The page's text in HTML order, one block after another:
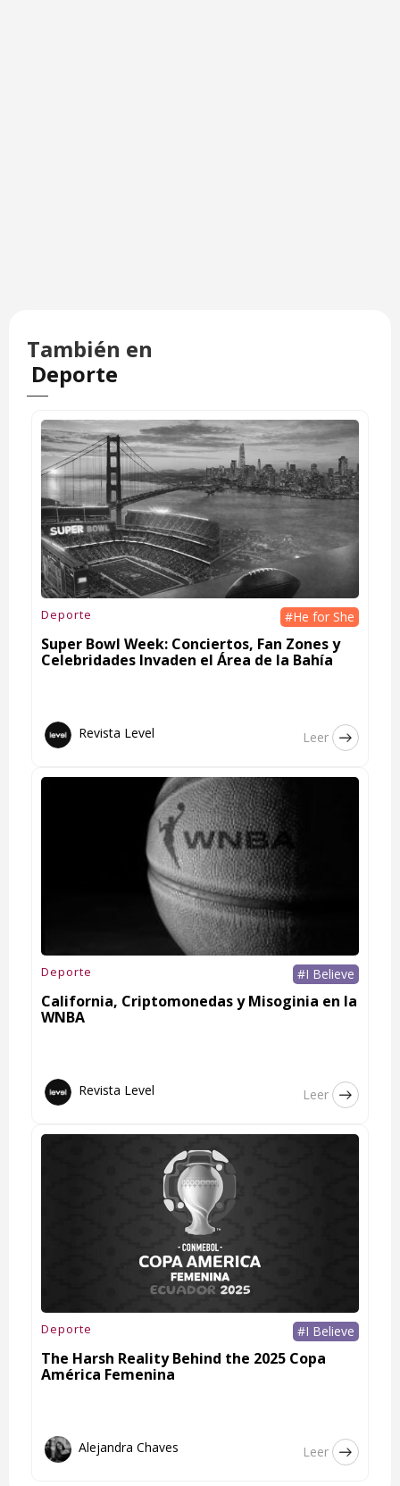
También en
Deporte
Deporte #He for She
Super Bowl Week: Conciertos, Fan Zones y
Celebridades Invaden el Área de la Bahía
Revista Level Leer
Deporte #I Believe
California, Criptomonedas y Misoginia en la
WNBA
Revista Level Leer
Deporte #I Believe
The Harsh Reality Behind the 2025 Copa
América Femenina
Alejandra Chaves Leer